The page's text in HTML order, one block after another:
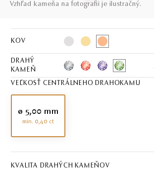
Vzhľad kameňa na fotografii je ilustračný.
KOV
DRAHÝ
KAMEŇ
VEĽKOSŤ CENTRÁLNEHO DRAHOKAMU
ø 5,00 mm
min. 0,40 ct
KVALITA DRAHÝCH KAMEŇOV